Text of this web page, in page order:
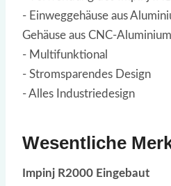
- Einweggehäuse aus
Gehäuse aus CNC-
- Multifunktional
- Stromsparendes Design
- Alles Industriedesign
Wesentliche
Impinj R2000 Eingebaut